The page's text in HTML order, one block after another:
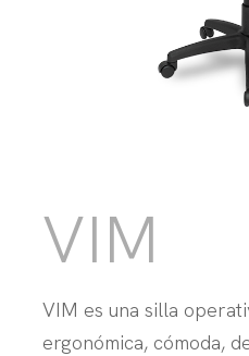
VIM
VIM es una silla
ergonómica, cómoda,